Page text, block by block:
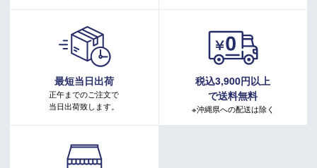
最短当日出荷
正午までのご注文で
当日出荷致します。
税込3,900円以上
で送料無料
※沖縄県への配送は除く